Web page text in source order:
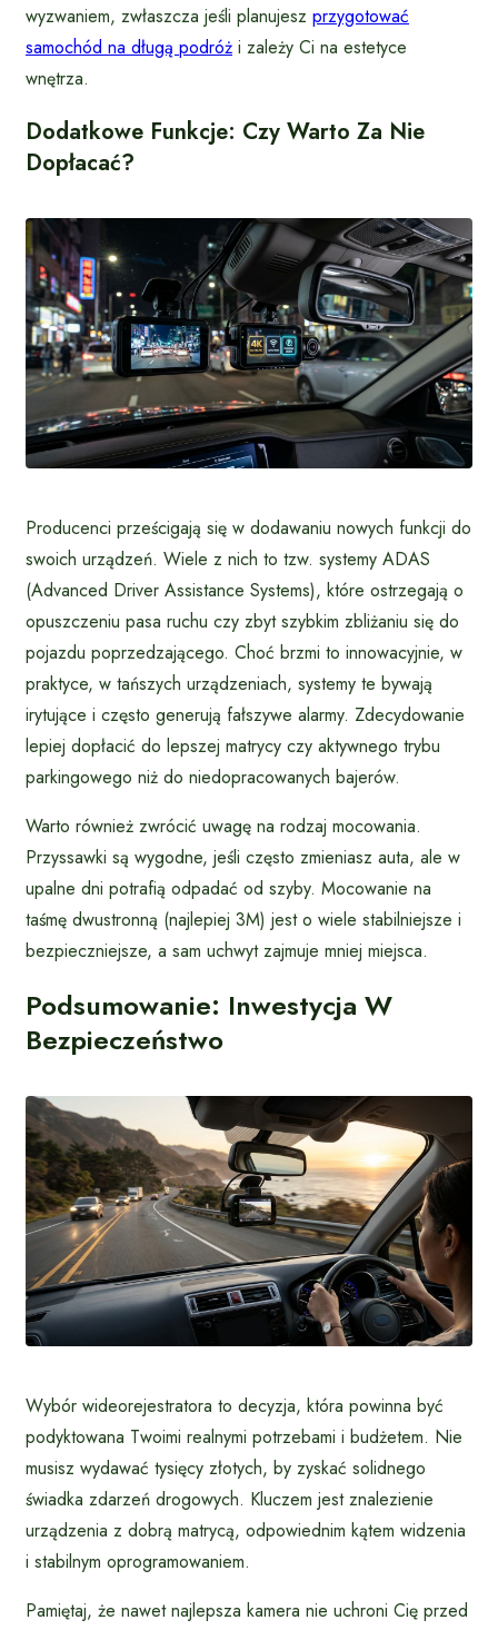
wyzwaniem, zwłaszcza jeśli planujesz przygotować
samochód na długą podróż i zależy Ci na estetyce
wnętrza.
Dodatkowe Funkcje: Czy Warto Za Nie
Dopłacać?
Producenci prześcigają się w dodawaniu nowych funkcji do
swoich urządzeń. Wiele z nich to tzw. systemy ADAS
(Advanced Driver Assistance Systems), które ostrzegają o
opuszczeniu pasa ruchu czy zbyt szybkim zbliżaniu się do
pojazdu poprzedzającego. Choć brzmi to innowacyjnie, w
praktyce, w tańszych urządzeniach, systemy te bywają
irytujące i często generują fałszywe alarmy. Zdecydowanie
lepiej dopłacić do lepszej matrycy czy aktywnego trybu
parkingowego niż do niedopracowanych bajerów.
Warto również zwrócić uwagę na rodzaj mocowania.
Przyssawki są wygodne, jeśli często zmieniasz auta, ale w
upalne dni potrafią odpadać od szyby. Mocowanie na
taśmę dwustronną (najlepiej 3M) jest o wiele stabilniejsze i
bezpieczniejsze, a sam uchwyt zajmuje mniej miejsca.
Podsumowanie: Inwestycja W
Bezpieczeństwo
Wybór wideorejestratora to decyzja, która powinna być
podyktowana Twoimi realnymi potrzebami i budżetem. Nie
musisz wydawać tysięcy złotych, by zyskać solidnego
świadka zdarzeń drogowych. Kluczem jest znalezienie
urządzenia z dobrą matrycą, odpowiednim kątem widzenia
i stabilnym oprogramowaniem.
Pamiętaj, że nawet najlepsza kamera nie uchroni Cię przed